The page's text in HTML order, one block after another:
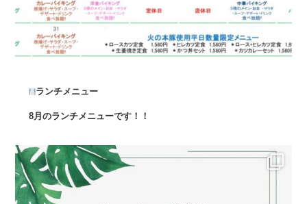
ランチメニュー
8月のランチメニューです！！